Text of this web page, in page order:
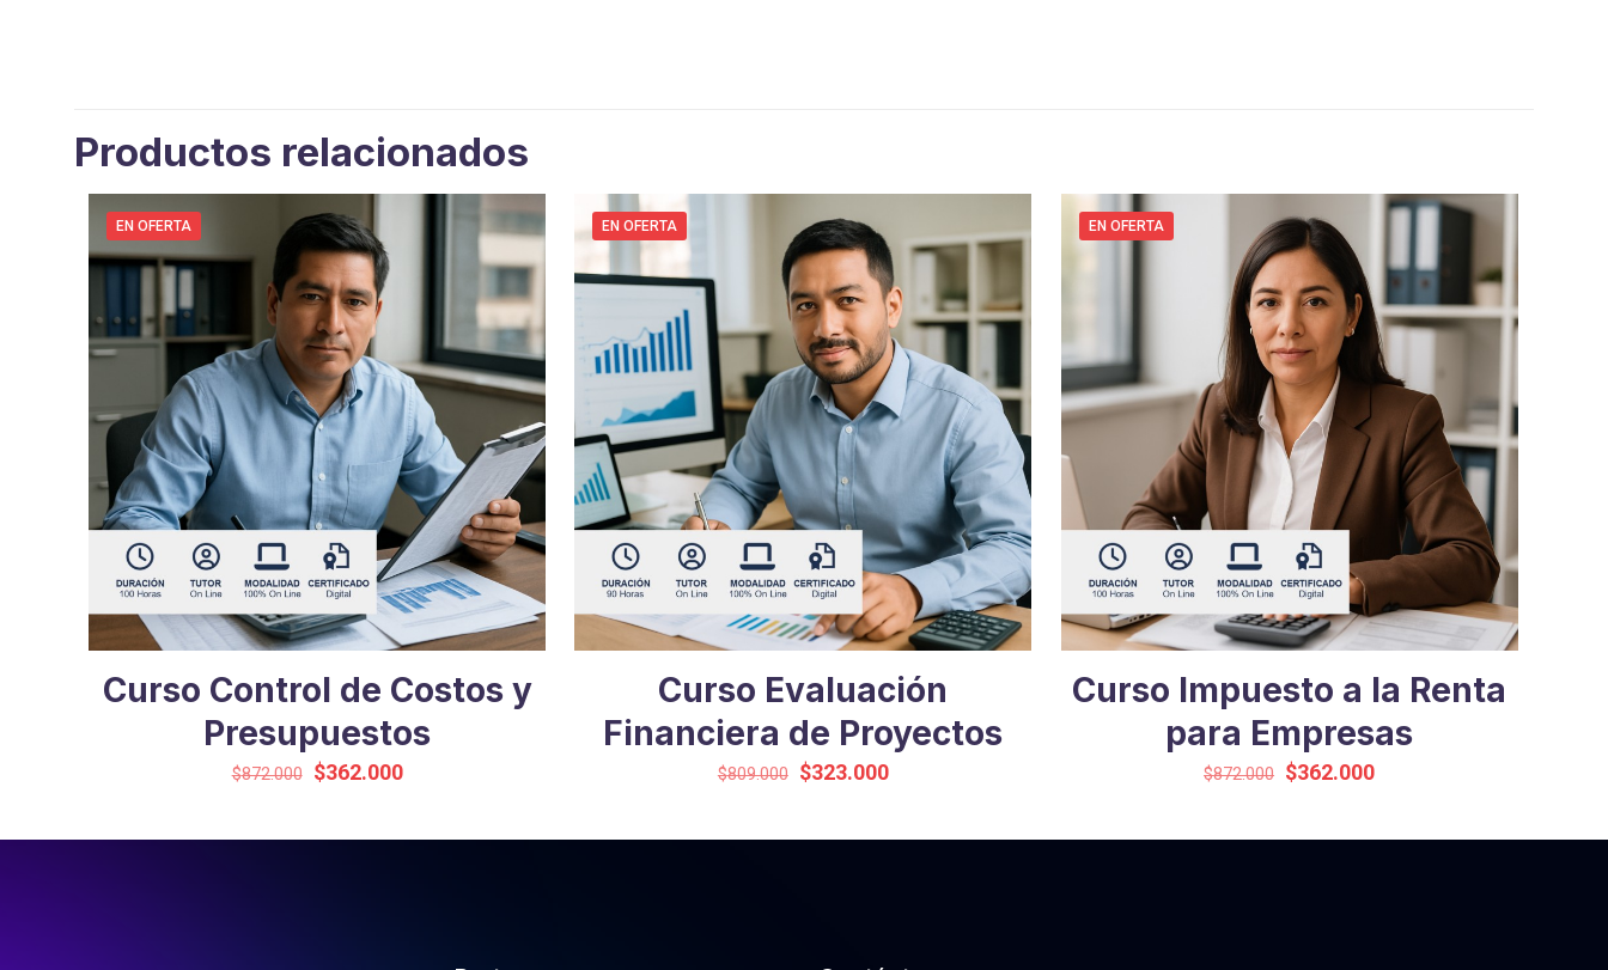
Productos relacionados
EN OFERTA
Curso Control de Costos y
Presupuestos
$872.000
El
$362.000El
EN OFERTA
Curso Evaluación
Financiera de Proyectos
$809.000 El
$323.000El
EN OFERTA
Curso Impuesto a la Renta
para Empresas
$872.000 El
$362.000El